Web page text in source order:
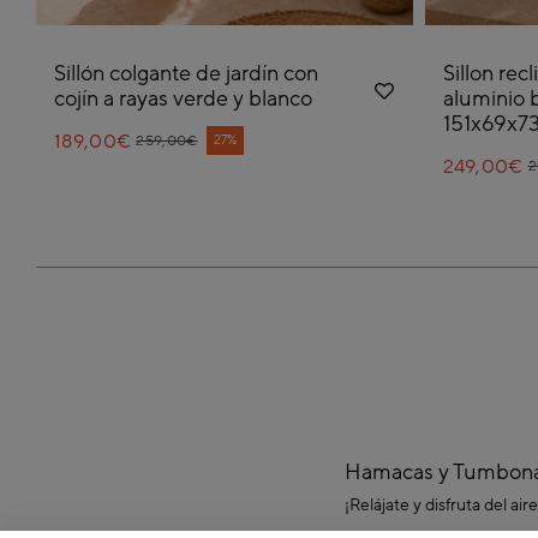
Sillón colgante de jardín con
cojín a rayas verde y blanco
Price reduced from
259,00€
to 27%
189,00€
Sillon
aluminio
249,00€
Hamacas y
¡Relájate y disfruta del